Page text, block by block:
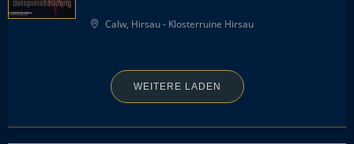
Calw, Hirsau - Klosterruine Hirsau
WEITERE LADEN